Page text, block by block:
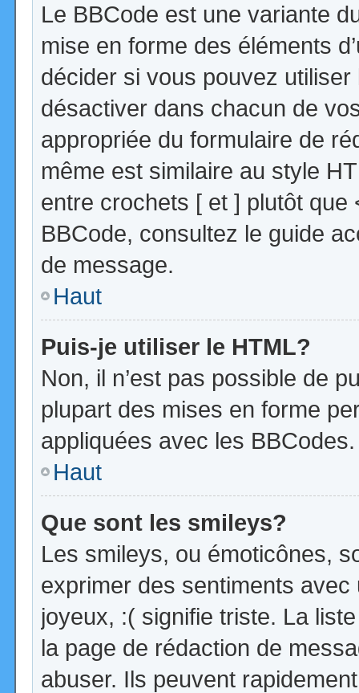
Le BBCode est une variante
mise en forme des éléments
décider si vous pouvez
désactiver dans chacun de
appropriée du formulaire de
même est similaire au style
entre crochets [ et ] plutôt que
BBCode, consultez le guide
de message.
Haut
Puis-je utiliser le HTML?
Non, il n’est pas possible de
plupart des mises en forme
appliquées avec les BBCodes.
Haut
Que sont les smileys?
Les smileys, ou émoticônes,
exprimer des sentiments
joyeux, :( signifie triste. La
la page de rédaction de
abuser. Ils peuvent